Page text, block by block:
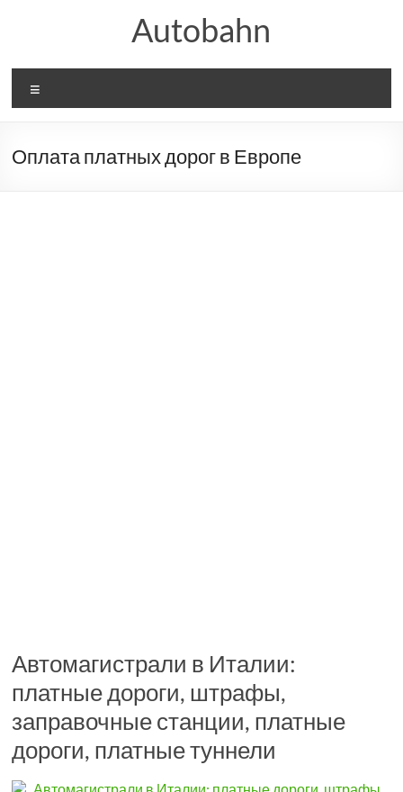
Autobahn
Оплата платных дорог в Европе
Автомагистрали в Италии:
платные дороги, штрафы,
заправочные станции, платные
дороги, платные туннели